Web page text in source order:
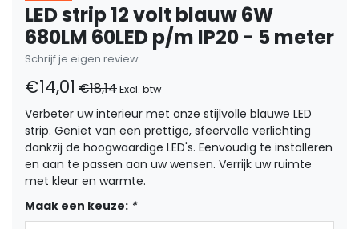
LED strip 12 volt blauw 6W
680LM 60LED p/m IP20 - 5 meter
Schrijf je eigen review
€14,01 €18,14Excl. btw
Verbeter uw interieur met onze stijlvolle blauwe LED
strip. Geniet van een prettige, sfeervolle verlichting
dankzij de hoogwaardige LED's. Eenvoudig te installeren
en aan te passen aan uw wensen. Verrijk uw ruimte
met kleur en warmte.
Maak een keuze: *